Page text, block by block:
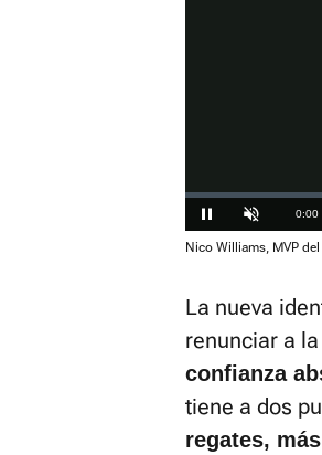
Pausa Unmute
Time
0:00
Loaded:
Nico Williams, MVP
La nueva
renunciar a
confianza
tiene a dos
regates,